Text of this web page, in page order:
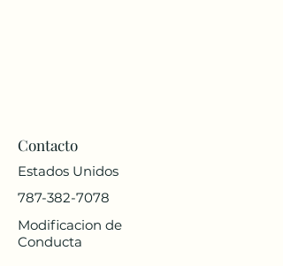
Contacto
Estados Unidos
787-382-7078
Modificacion de
Conducta